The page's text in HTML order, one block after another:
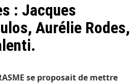
: Jacques
Aurélie Rodes,
se proposait de mettre